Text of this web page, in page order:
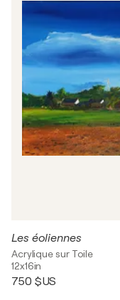
Les éoliennes
Acrylique sur Toile
12x16in
750 $US